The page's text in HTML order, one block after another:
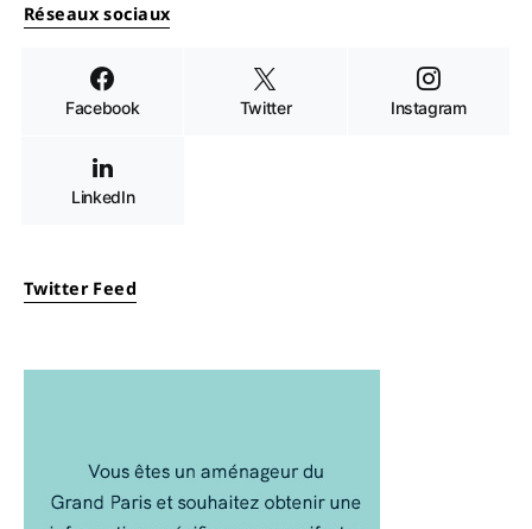
Réseaux sociaux
Facebook Twitter Instagram
LinkedIn
Twitter Feed